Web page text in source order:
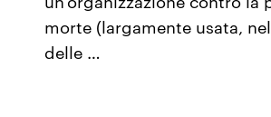
morte (largamente usata,
delle …